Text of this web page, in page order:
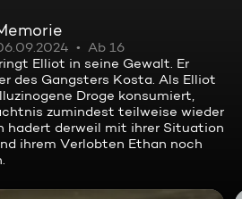
Ab 16
Elliot in seine Gewalt. Er
des Gangsters Kosta. Als Elliot
Droge konsumiert,
zumindest teilweise wieder
hadert derweil mit ihrer Situation
ihrem Verlobten Ethan noch